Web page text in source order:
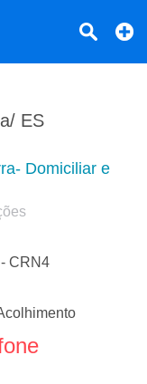
ES
Domiciliar e
CRN4